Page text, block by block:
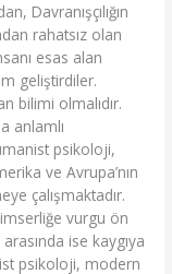
Davranışçılığın
rahatsız olan
esas alan
geliştirdiler.
bilimi olmalıdır.
anlamlı
psikoloji,
ve Avrupa’nın
çalışmaktadır.
vurgu ön
ise kaygıya
psikoloji, modern